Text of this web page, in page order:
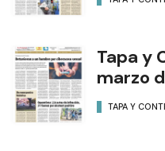
Tapa y
marzo
TAPA Y